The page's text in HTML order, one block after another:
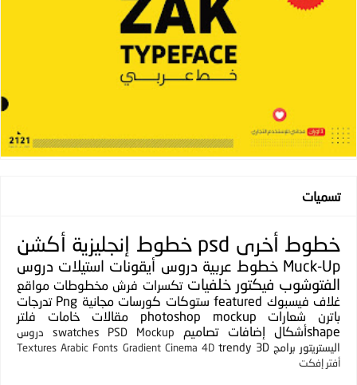
تسميات
خطوط أخرى psd خطوط إنجليزية أكشن
Muck-Up خطوط عربية دروس أيقونات استيلات دروس
الفتوشوب فيكتور خلفيات تكسرات فرش مخطوطات مواقع
غلاف فيسبوك featured ستوكات كورسات مجانية Png تدرجات
باترن
شعارات photoshop mockup مقالات خامات
فلتر
shapeأشكال
إضافات تصاميم PSD Mockup
swatches
دروس
اليستريتور برامج 3D
trendy
Cinema 4D
Gradient
Arabic Fonts
Textures
أفتر إفكت